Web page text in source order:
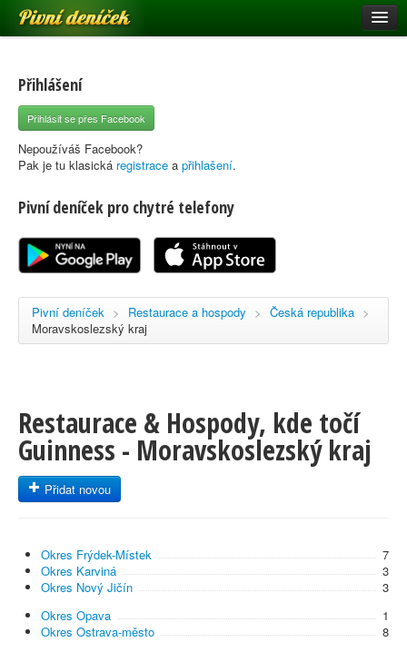
Pivní deníček
Pivní mapa
Pivní značky
Nápověda
Registrace
Přihlášení
Přihlásit se přes Facebook
Nepoužíváš Facebook?
Pak je tu klasická registrace a přihlašení.
Pivní deníček pro chytré telefony
Pivní deníček > Restaurace a hospody > Česká republika >
Moravskoslezský kraj
Restaurace & Hospody, kde točí
Guinness - Moravskoslezský kraj
Přidat novou
Okres Frýdek-Místek
7
Okres Karviná
3
Okres Nový Jičín
3
Okres Opava
1
Okres Ostrava-město
8